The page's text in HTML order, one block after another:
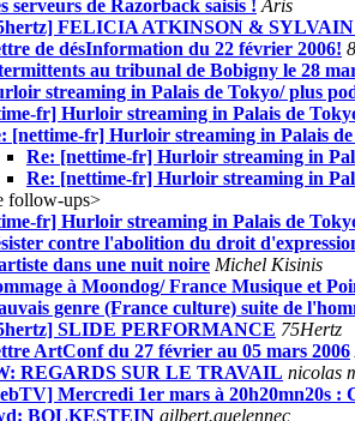
serveurs de Razorback saisis ! Aris
FELICIA ATKINSON &
de désInformation du 22 février 2006!
au tribunal de Bobigny le 28
streaming in Palais de Tokyo/ plus
fr] Hurloir streaming in Palais de
[nettime-fr] Hurloir streaming in Palais
Re: [nettime-fr] Hurloir streaming in
Re: [nettime-fr] Hurloir streaming in
follow-ups>
fr] Hurloir streaming in Palais de
contre l'abolition du droit
dans une nuit noire Michel Kisinis
à Moondog/ France Musique et
genre (France culture) suite de
SLIDE PERFORMANCE 75Hertz
ArtConf du 27 février au 05 mars 2006
REGARDS SUR LE TRAVAIL nicolas
Mercredi 1er mars à 20h20mn20s :
BOLKESTEIN gilbert.quelennec